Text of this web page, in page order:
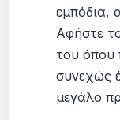
εμπόδια,
Αφήστε
του όπου
συνεχώς
μεγάλο